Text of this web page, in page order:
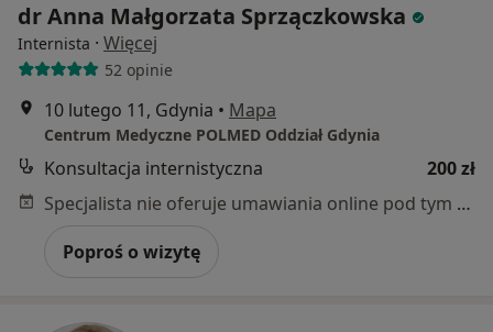
dr Anna Małgorzata Sprzączkowska
Internista · Więcej
52 opinie
10 lutego 11, Gdynia • Mapa
Centrum Medyczne POLMED Oddział Gdynia
Konsultacja internistyczna
200 zł
Specjalista nie oferuje umawiania online pod tym adresem.
Poproś o wizytę